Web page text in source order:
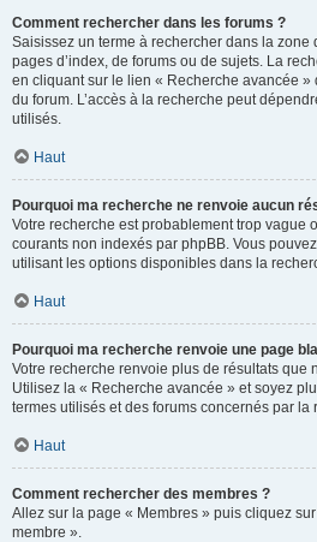
Comment rechercher dans les forums ?
Saisissez un terme à rechercher dans la
pages d’index, de forums ou de sujets. La
en cliquant sur le lien « Recherche avancée
du forum. L’accès à la recherche peut
utilisés.
Haut
Pourquoi ma recherche ne renvoie aucun
Votre recherche est probablement trop vague
courants non indexés par phpBB. Vous
utilisant les options disponibles dans la
Haut
Pourquoi ma recherche renvoie une page
Votre recherche renvoie plus de résultats que
Utilisez la « Recherche avancée » et soyez
termes utilisés et des forums concernés par la
Haut
Comment rechercher des membres ?
Allez sur la page « Membres » puis cliquez
membre ».